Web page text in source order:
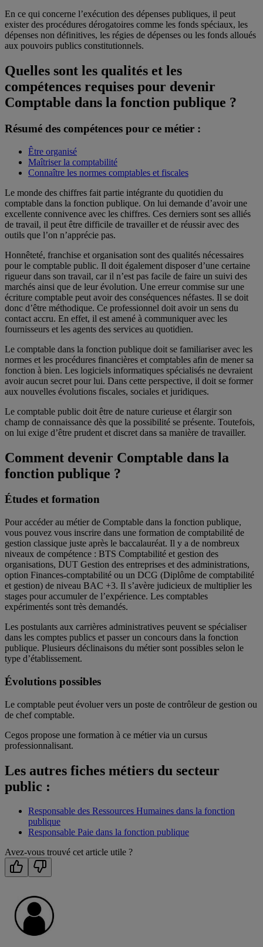
En ce qui concerne l’exécution des dépenses publiques, il peut
exister des procédures dérogatoires comme les fonds spéciaux, les
dépenses non définitives, les régies de dépenses ou les fonds alloués
aux pouvoirs publics constitutionnels.
Quelles sont les qualités et les
compétences requises pour devenir
Comptable dans la fonction publique ?
Résumé des compétences pour ce métier :
Être organisé
Maîtriser la comptabilité
Connaître les normes comptables et fiscales
Le monde des chiffres fait partie intégrante du quotidien du
comptable dans la fonction publique. On lui demande d’avoir une
excellente connivence avec les chiffres. Ces derniers sont ses alliés
de travail, il peut être difficile de travailler et de réussir avec des
outils que l’on n’apprécie pas.
Honnêteté, franchise et organisation sont des qualités nécessaires
pour le comptable public. Il doit également disposer d’une certaine
rigueur dans son travail, car il n’est pas facile de faire un suivi des
marchés ainsi que de leur évolution. Une erreur commise sur une
écriture comptable peut avoir des conséquences néfastes. Il se doit
donc d’être méthodique. Ce professionnel doit avoir un sens du
contact accru. En effet, il est amené à communiquer avec les
fournisseurs et les agents des services au quotidien.
Le comptable dans la fonction publique doit se familiariser avec les
normes et les procédures financières et comptables afin de mener sa
fonction à bien. Les logiciels informatiques spécialisés ne devraient
avoir aucun secret pour lui. Dans cette perspective, il doit se former
aux nouvelles évolutions fiscales, sociales et juridiques.
Le comptable public doit être de nature curieuse et élargir son
champ de connaissance dès que la possibilité se présente. Toutefois,
on lui exige d’être prudent et discret dans sa manière de travailler.
Comment devenir Comptable dans la
fonction publique ?
Études et formation
Pour accéder au métier de Comptable dans la fonction publique,
vous pouvez vous inscrire dans une formation de comptabilité de
gestion classique juste après le baccalauréat. Il y a de nombreux
niveaux de compétence : BTS Comptabilité et gestion des
organisations, DUT Gestion des entreprises et des administrations,
option Finances-comptabilité ou un DCG (Diplôme de comptabilité
et gestion) de niveau BAC +3. Il s’avère judicieux de multiplier les
stages pour accumuler de l’expérience. Les comptables
expérimentés sont très demandés.
Les postulants aux carrières administratives peuvent se spécialiser
dans les comptes publics et passer un concours dans la fonction
publique. Plusieurs déclinaisons du métier sont possibles selon le
type d’établissement.
Évolutions possibles
Le comptable peut évoluer vers un poste de contrôleur de gestion ou
de chef comptable.
Cegos propose une formation à ce métier via un cursus
professionnalisant.
Les autres fiches métiers du secteur
public :
Responsable des Ressources Humaines dans la fonction
publique
Responsable Paie dans la fonction publique
Avez-vous trouvé cet article utile ?